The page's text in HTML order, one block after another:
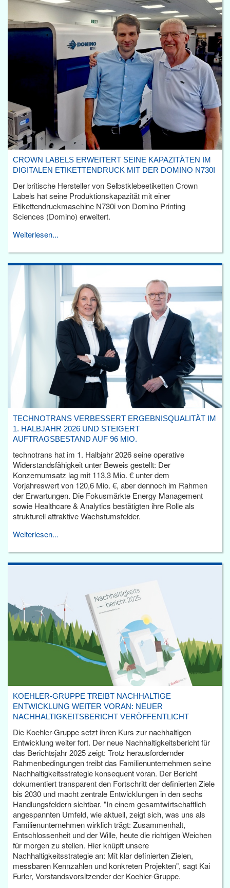
CROWN LABELS ERWEITERT SEINE KAPAZITÄTEN IM
DIGITALEN ETIKETTENDRUCK MIT DER DOMINO N730I
Der britische Hersteller von Selbstklebeetiketten Crown
Labels hat seine Produktionskapazität mit einer
Etikettendruckmaschine N730i von Domino Printing
Sciences (Domino) erweitert.
Weiterlesen...
TECHNOTRANS VERBESSERT ERGEBNISQUALITÄT IM
1. HALBJAHR 2026 UND STEIGERT
AUFTRAGSBESTAND AUF 96 MIO.
technotrans hat im 1. Halbjahr 2026 seine operative
Widerstandsfähigkeit unter Beweis gestellt: Der
Konzernumsatz lag mit 113,3 Mio. € unter dem
Vorjahreswert von 120,6 Mio. €, aber dennoch im Rahmen
der Erwartungen. Die Fokusmärkte Energy Management
sowie Healthcare & Analytics bestätigten ihre Rolle als
strukturell attraktive Wachstumsfelder.
Weiterlesen...
KOEHLER-GRUPPE TREIBT NACHHALTIGE
ENTWICKLUNG WEITER VORAN: NEUER
NACHHALTIGKEITSBERICHT VERÖFFENTLICHT
Die Koehler-Gruppe setzt ihren Kurs zur nachhaltigen
Entwicklung weiter fort. Der neue Nachhaltigkeitsbericht für
das Berichtsjahr 2025 zeigt: Trotz herausfordernder
Rahmenbedingungen treibt das Familienunternehmen seine
Nachhaltigkeitsstrategie konsequent voran. Der Bericht
dokumentiert transparent den Fortschritt der definierten Ziele
bis 2030 und macht zentrale Entwicklungen in den sechs
Handlungsfeldern sichtbar. "In einem gesamtwirtschaftlich
angespannten Umfeld, wie aktuell, zeigt sich, was uns als
Familienunternehmen wirklich trägt: Zusammenhalt,
Entschlossenheit und der Wille, heute die richtigen Weichen
für morgen zu stellen. Hier knüpft unsere
Nachhaltigkeitsstrategie an: Mit klar definierten Zielen,
messbaren Kennzahlen und konkreten Projekten", sagt Kai
Furler, Vorstandsvorsitzender der Koehler-Gruppe.